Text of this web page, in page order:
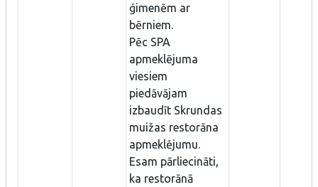
ģimenēm ar
bērniem.
Pēc SPA
apmeklējuma
viesiem
piedāvājam
izbaudīt Skrundas
muižas restorāna
apmeklējumu.
Esam pārliecināti,
ka restorānā